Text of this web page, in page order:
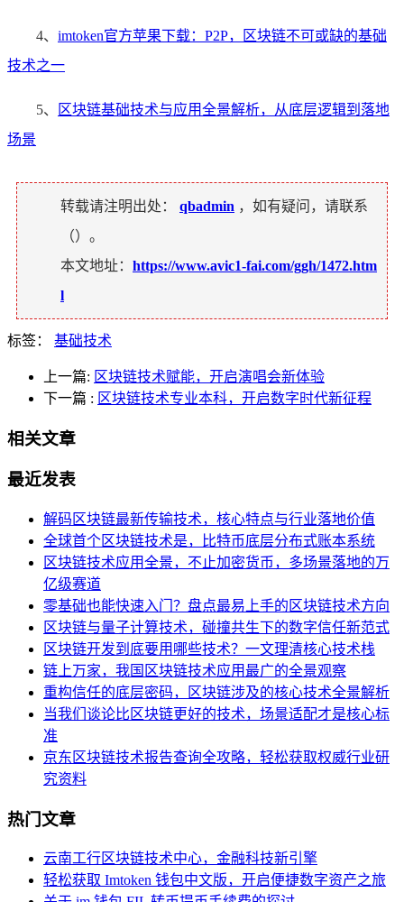
4、 imtoken官方苹果下载：P2P，区块链不可或缺的基础
技术之一
5、
区块链基础技术与应用全景解析，从底层逻辑到落地
场景
转载请注明出处： qbadmin ，如有疑问，请联系
（）。
本文地址： https://www.avic1-fai.com/ggh/1472.htm
l
标签： 基础技术
上一篇: 区块链技术赋能，开启演唱会新体验
下一篇 : 区块链技术专业本科，开启数字时代新征程
相关文章
最近发表
解码区块链最新传输技术，核心特点与行业落地价值
全球首个区块链技术是，比特币底层分布式账本系统
区块链技术应用全景，不止加密货币，多场景落地的万
亿级赛道
零基础也能快速入门？盘点最易上手的区块链技术方向
区块链与量子计算技术，碰撞共生下的数字信任新范式
区块链开发到底要用哪些技术？一文理清核心技术栈
链上万家，我国区块链技术应用最广的全景观察
重构信任的底层密码，区块链涉及的核心技术全景解析
当我们谈论比区块链更好的技术，场景适配才是核心标
准
京东区块链技术报告查询全攻略，轻松获取权威行业研
究资料
热门文章
云南工行区块链技术中心，金融科技新引擎
轻松获取 Imtoken 钱包中文版，开启便捷数字资产之旅